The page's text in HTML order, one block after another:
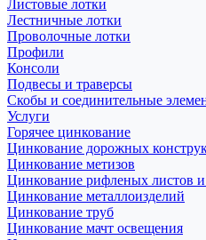
Листовые лотки
Лестничные лотки
Проволочные лотки
Профили
Консоли
Подвесы и траверсы
Скобы и соединительные
Услуги
Горячее цинкование
Цинкование дорожных
Цинкование метизов
Цинкование рифленых листов
Цинкование металлоизделий
Цинкование труб
Цинкование мачт освещения